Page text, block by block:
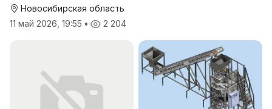
Новосибирская область
11 май 2026, 19:55 • 2 204